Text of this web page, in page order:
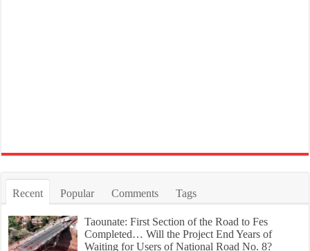
Recent Popular Comments Tags
Taounate: First Section of the Road to Fes
Completed… Will the Project End Years of
Waiting for Users of National Road No. 8?